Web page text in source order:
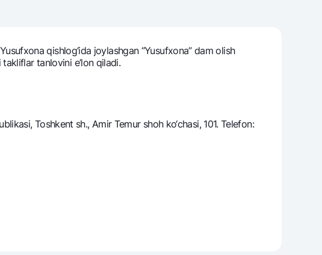
hisobvarag‘i
mobil ilovasi
qishlog‘ida joylashgan “Yusufxona” dam olish
tanlovini e’lon qiladi.
Toshkent sh., Amir Temur shoh ko‘chasi, 101. Telefon: